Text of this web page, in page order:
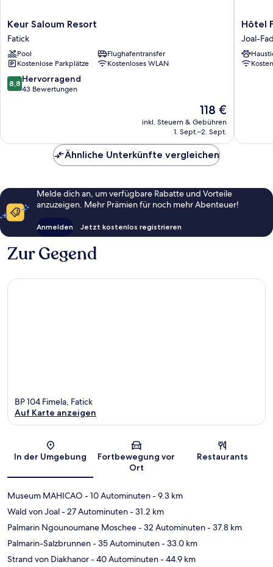
Keur
Saloum
Resort
Fatick
Keur Saloum Resort
Fatick
Pool
Flughafentransfer
Kostenlose Parkplätze
Kostenloses WLAN
8.8
von
8,8 Hervorragend
43 Bewertungen
Der
Preis
beträgt
118 €
inkl. Steuern & Gebühren
1. Sept.–2. Sept.
Hôtel
Finio
Joal-
Fadiout
Hôtel
Joal-
Ähnliche Unterkünfte vergleichen
Melde dich an, um verfügbare Rabatte und Vorteile
anzuzeigen. Mehr Prämien für noch mehr Abenteuer!
Anmelden Jetzt kostenlos registrieren
Zur Gegend
Karte
BP 104 Fimela, Fatick
Auf Karte anzeigen
In der Umgebung
Fortbewegung vor
Ort
Restaurants
Museum MAHICAO - 10 Autominuten- 9.3 km
Wald von Joal- 27 Autominuten- 31.2 km
Palmarin Ngounoumane Moschee- 32 Autominuten- 37.8 km
Palmarin-Salzbrunnen- 35 Autominuten- 33.0 km
Strand von Diakhanor- 40 Autominuten- 44.9 km